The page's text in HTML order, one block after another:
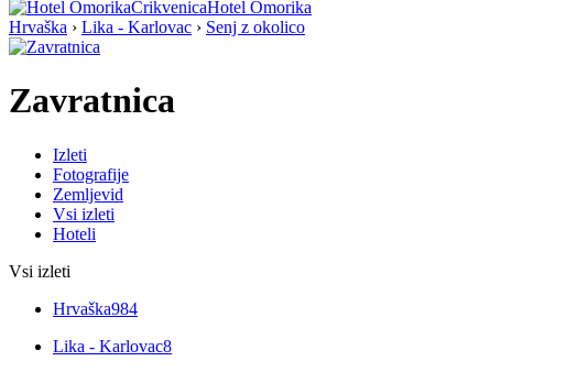
CrikvenicaHotel Omorika
Hrvaška › Lika - Karlovac › Senj z okolico
Zavratnica
Izleti
Fotografije
Zemljevid
Vsi izleti
Hoteli
Vsi izleti
Hrvaška984
Lika - Karlovac8